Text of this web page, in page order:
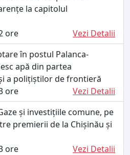
la capitolul
ore
Vezi Detalii
în postul Palanca-
apă din partea
a polițiștilor de frontieră
ore
Vezi Detalii
și investițiile comune, pe
premierii de la Chișinău și
ore
Vezi Detalii